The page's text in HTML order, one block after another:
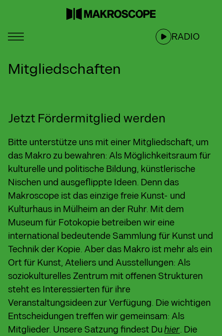
RADIO
Mitgliedschaften
Jetzt Fördermitglied werden
Bitte unterstütze uns mit einer Mitgliedschaft, um
das Makro zu bewahren: Als Möglichkeitsraum für
kulturelle und politische Bildung, künstlerische
Nischen und ausgeflippte Ideen. Denn das
Makroscope ist das einzige freie Kunst- und
Kulturhaus in Mülheim an der Ruhr. Mit dem
Museum für Fotokopie betreiben wir eine
international bedeutende Sammlung für Kunst und
Technik der Kopie. Aber das Makro ist mehr als ein
Ort für Kunst, Ateliers und Ausstellungen: Als
soziokulturelles Zentrum mit offenen Strukturen
steht es Interessierten für ihre
Veranstaltungsideen zur Verfügung. Die wichtigen
Entscheidungen treffen wir gemeinsam: Als
Mitglieder. Unsere Satzung findest Duhier. Die